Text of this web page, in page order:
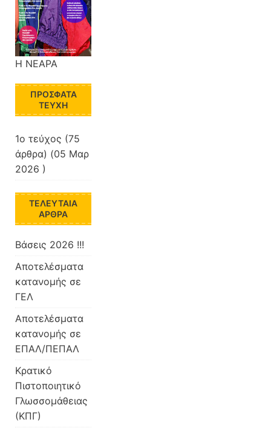
Η ΝΕΑΡΑ
ΠΡΌΣΦΑΤΑ
ΤΕΎΧΗ
1ο τεύχος (75
άρθρα) (05 Μαρ
2026 )
ΤΕΛΕΥΤΑΊΑ
ΆΡΘΡΑ
Βάσεις 2026 !!!
Αποτελέσματα
κατανομής σε
ΓΕΛ
Αποτελέσματα
κατανομής σε
ΕΠΑΛ/ΠΕΠΑΛ
Κρατικό
Πιστοποιητικό
Γλωσσομάθειας
(ΚΠΓ)